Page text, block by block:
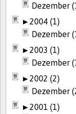
Dezember
►2004 (1)
Dezember
►2003 (1)
Dezember
►2002 (2)
Dezember
►2001 (1)